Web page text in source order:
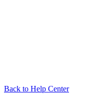
Back to Help Center